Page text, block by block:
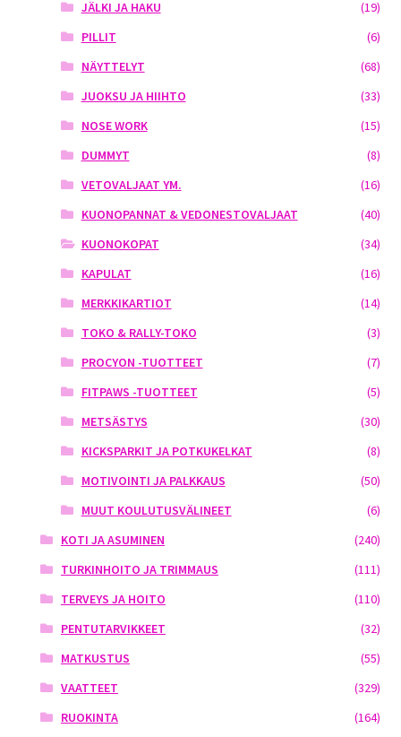
JÄLKI JA HAKU
(19)
PILLIT
(6)
NÄYTTELYT
(68)
JUOKSU JA HIIHTO
(33)
NOSE WORK
(15)
DUMMYT
(8)
VETOVALJAAT YM.
(16)
KUONOPANNAT & VEDONESTOVALJAAT
(40)
KUONOKOPAT
(34)
KAPULAT
(16)
MERKKIKARTIOT
(14)
TOKO & RALLY-TOKO
(3)
PROCYON -TUOTTEET
(7)
FITPAWS -TUOTTEET
(5)
METSÄSTYS
(30)
KICKSPARKIT JA POTKUKELKAT
(8)
MOTIVOINTI JA PALKKAUS
(50)
MUUT KOULUTUSVÄLINEET
(6)
KOTI JA ASUMINEN
(240)
TURKINHOITO JA TRIMMAUS
(111)
TERVEYS JA HOITO
(110)
PENTUTARVIKKEET
(32)
MATKUSTUS
(55)
VAATTEET
(329)
RUOKINTA
(164)